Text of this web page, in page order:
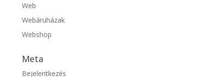
Web
Webáruházak
Webshop
Meta
Bejelentkezés